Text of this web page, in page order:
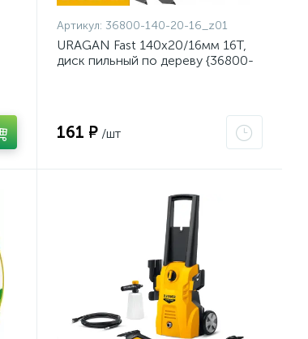
Артикул: 36800-140-20-16_z01
URAGAN Fast 140x20/16мм 16Т,
диск пильный по дереву {36800-
161 ₽ /шт